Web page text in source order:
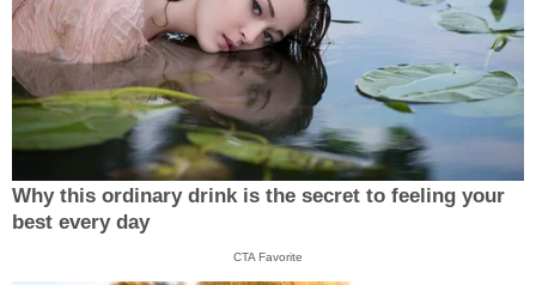
Why this ordinary drink is the secret to feeling your
best every day
CTA Favorite